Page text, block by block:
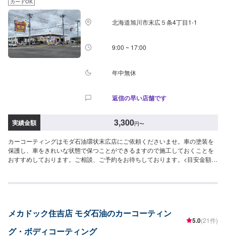
カードOK
北海道旭川市末広５条4丁目1-1
9:00 ~ 17:00
年中無休
返信の早い店舗です
実績金額 3,300円〜
カーコーティングはモダ石油環状末広店にご依頼くださいませ。車の塗装を
保護し、車をきれいな状態で保つことができるますので施工しておくことを
おすすめしております。ご相談、ご予約をお待ちしております。<目安金額
メカドック住吉店 モダ石油のカーコーティン
グ・ボディコーティング
5.0(21件)